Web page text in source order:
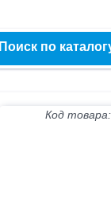
Поиск по
Код